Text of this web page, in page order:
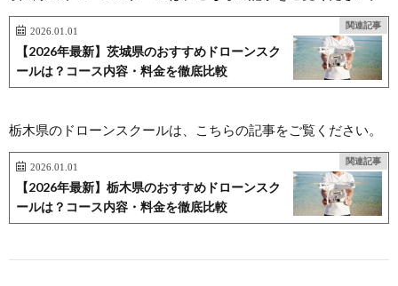
関連記事
2026.01.01
【2026年最新】茨城県のおすすめドローンスク
ールは？コース内容・料金を徹底比較
栃木県のドローンスクールは、こちらの記事をご覧ください。
関連記事
2026.01.01
【2026年最新】栃木県のおすすめドローンスク
ールは？コース内容・料金を徹底比較